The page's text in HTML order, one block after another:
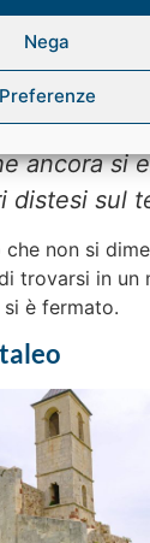
Nega
Preferenze
un
rimaste
ancora si
distesi sul
non si
trovarsi in un
è fermato.